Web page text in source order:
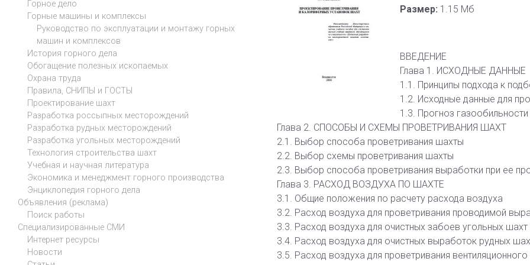
Размер: 1.15 Мб
ВВЕДЕНИЕ
Глава 1. ИСХОДНЫЕ ДАННЫЕ
1.1. Принципы подхода к
1.2. Исходные данные для
1.3. Прогноз
Глава 2. СПОСОБЫ И СХЕМЫ ПРОВЕТРИВАНИЯ ШАХТ
2.1. Выбор способа проветривания шахты
2.2. Выбор схемы проветривания шахты
2.3. Выбор способа проветривания выработки при ее
Глава 3. РАСХОД ВОЗДУХА ПО ШАХТЕ
3.1. Общие положения по расчету расхода воздуха
3.2. Расход воздуха для проветривания проводимой
3.3. Расход воздуха для очистных забоев угольных шахт
3.4. Расход воздуха для очистных выработок рудных
3.5. Расход воздуха для проветривания вентиляционного
Горное дело
Горные машины и комплексы
Руководство по эксплуатации и монтажу горных
машин и комплексов
История горного дела
Обогащение полезных ископаемых
Охрана труда
Правила, СНИПЫ и ГОСТЫ
Проектирование шахт
Разработка россыпных месторождений
Разработка рудных месторождений
Разработка угольных месторождений
Технология строительства шахт
Учебная и научная литература
Экономика и менеджмент горного производства
Энциклопедия горного дела
Объявления (реклама)
Поиск работы
Специализированные СМИ
Интернет ресурсы
Новости